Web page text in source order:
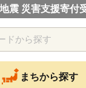
震 災害支援寄付
まちから探す